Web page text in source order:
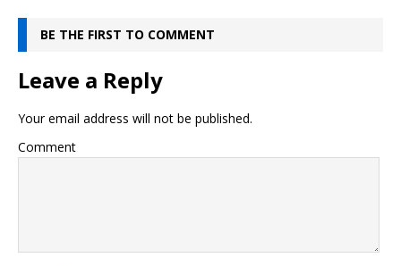
BE THE FIRST TO COMMENT
Leave a Reply
Your email address will not be published.
Comment